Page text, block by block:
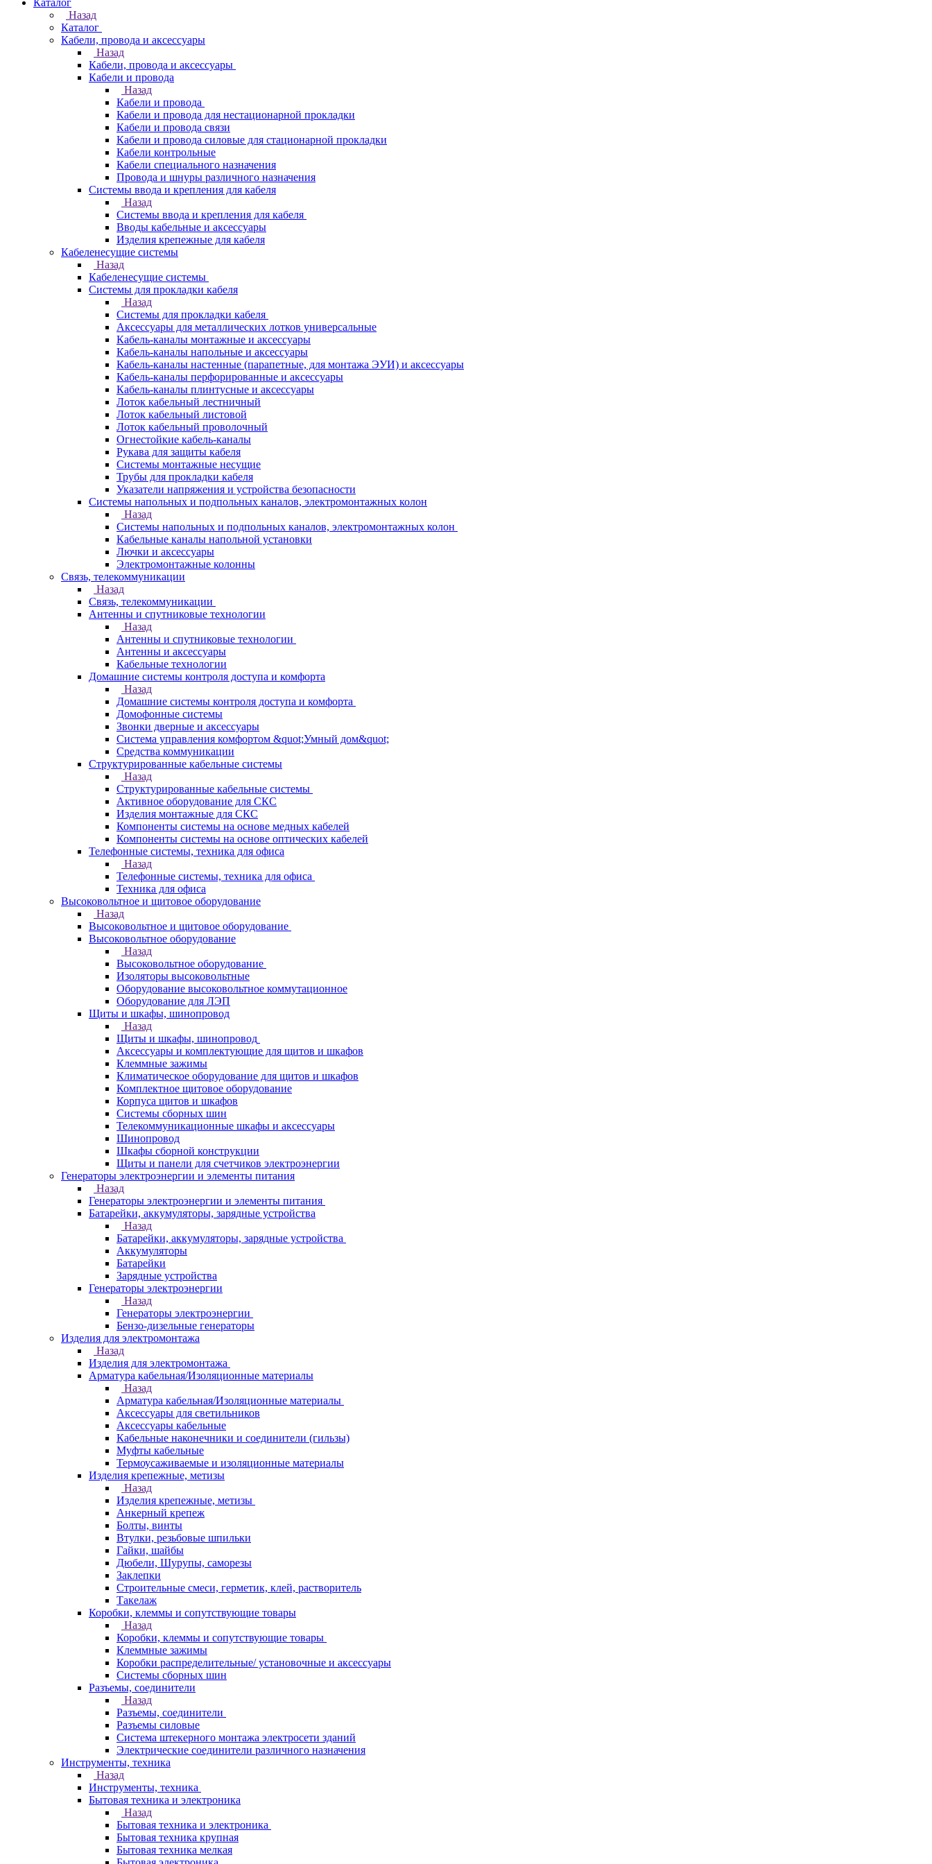
Каталог
Назад
Каталог
Кабели, провода и аксессуары
Назад
Кабели, провода и аксессуары
Кабели и провода
Назад
Кабели и провода
Кабели и провода для нестационарной прокладки
Кабели и провода связи
Кабели и провода силовые для стационарной прокладки
Кабели контрольные
Кабели специального назначения
Провода и шнуры различного назначения
Системы ввода и крепления для кабеля
Назад
Системы ввода и крепления для кабеля
Вводы кабельные и аксессуары
Изделия крепежные для кабеля
Кабеленесущие системы
Назад
Кабеленесущие системы
Системы для прокладки кабеля
Назад
Системы для прокладки кабеля
Аксессуары для металлических лотков универсальные
Кабель-каналы монтажные и аксессуары
Кабель-каналы напольные и аксессуары
Кабель-каналы настенные (парапетные, для монтажа ЭУИ) и аксессуары
Кабель-каналы перфорированные и аксессуары
Кабель-каналы плинтусные и аксессуары
Лоток кабельный лестничный
Лоток кабельный листовой
Лоток кабельный проволочный
Огнестойкие кабель-каналы
Рукава для защиты кабеля
Системы монтажные несущие
Трубы для прокладки кабеля
Указатели напряжения и устройства безопасности
Системы напольных и подпольных каналов, электромонтажных колон
Назад
Системы напольных и подпольных каналов, электромонтажных колон
Кабельные каналы напольной установки
Лючки и аксессуары
Электромонтажные колонны
Связь, телекоммуникации
Назад
Связь, телекоммуникации
Антенны и спутниковые технологии
Назад
Антенны и спутниковые технологии
Антенны и аксессуары
Кабельные технологии
Домашние системы контроля доступа и комфорта
Назад
Домашние системы контроля доступа и комфорта
Домофонные системы
Звонки дверные и аксессуары
Система управления комфортом &quot;Умный дом&quot;
Средства коммуникации
Структурированные кабельные системы
Назад
Структурированные кабельные системы
Активное оборудование для СКС
Изделия монтажные для СКС
Компоненты системы на основе медных кабелей
Компоненты системы на основе оптических кабелей
Телефонные системы, техника для офиса
Назад
Телефонные системы, техника для офиса
Техника для офиса
Высоковольтное и щитовое оборудование
Назад
Высоковольтное и щитовое оборудование
Высоковольтное оборудование
Назад
Высоковольтное оборудование
Изоляторы высоковольтные
Оборудование высоковольтное коммутационное
Оборудование для ЛЭП
Щиты и шкафы, шинопровод
Назад
Щиты и шкафы, шинопровод
Аксессуары и комплектующие для щитов и шкафов
Клеммные зажимы
Климатическое оборудование для щитов и шкафов
Комплектное щитовое оборудование
Корпуса щитов и шкафов
Системы сборных шин
Телекоммуникационные шкафы и аксессуары
Шинопровод
Шкафы сборной конструкции
Щиты и панели для счетчиков электроэнергии
Генераторы электроэнергии и элементы питания
Назад
Генераторы электроэнергии и элементы питания
Батарейки, аккумуляторы, зарядные устройства
Назад
Батарейки, аккумуляторы, зарядные устройства
Аккумуляторы
Батарейки
Зарядные устройства
Генераторы электроэнергии
Назад
Генераторы электроэнергии
Бензо-дизельные генераторы
Изделия для электромонтажа
Назад
Изделия для электромонтажа
Арматура кабельная/Изоляционные материалы
Назад
Арматура кабельная/Изоляционные материалы
Аксессуары для светильников
Аксессуары кабельные
Кабельные наконечники и соединители (гильзы)
Муфты кабельные
Термоусаживаемые и изоляционные материалы
Изделия крепежные, метизы
Назад
Изделия крепежные, метизы
Анкерный крепеж
Болты, винты
Втулки, резьбовые шпильки
Гайки, шайбы
Дюбели, Шурупы, саморезы
Заклепки
Строительные смеси, герметик, клей, растворитель
Такелаж
Коробки, клеммы и сопутствующие товары
Назад
Коробки, клеммы и сопутствующие товары
Клеммные зажимы
Коробки распределительные/ установочные и аксессуары
Системы сборных шин
Разъемы, соединители
Назад
Разъемы, соединители
Разъемы силовые
Система штекерного монтажа электросети зданий
Электрические соединители различного назначения
Инструменты, техника
Назад
Инструменты, техника
Бытовая техника и электроника
Назад
Бытовая техника и электроника
Бытовая техника крупная
Бытовая техника мелкая